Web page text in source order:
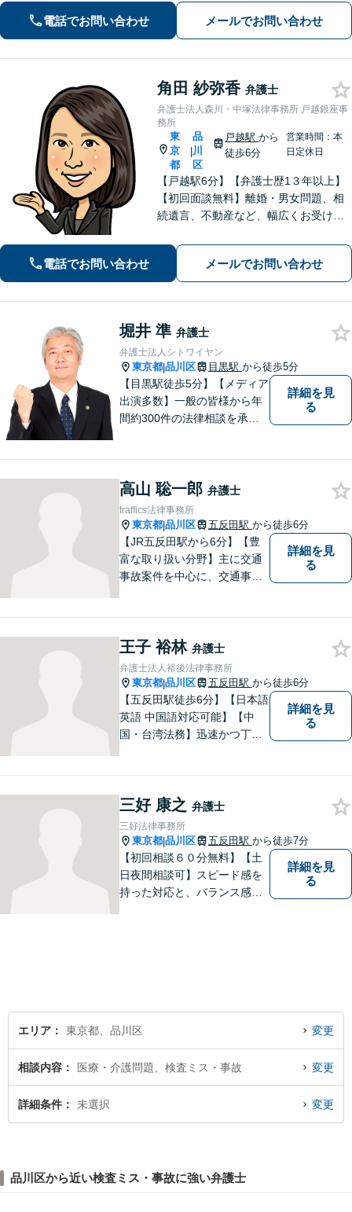
スを提供します。【大井町駅徒歩2分】
電話でお問い合わせ メールでお問い合わせ
角田 紗弥香 弁護士
弁護士法人森川・中塚法律事務所 戸越銀座事
務所
東
京
都
|
品
川
区
戸越駅から
徒歩6分
営業時間：本
日定休日
【戸越駅6分】【弁護士歴1３年以上】
【初回面談無料】離婚・男女問題、相
続遺言、不動産など、幅広くお受けし
指し、相談者さまが抱えている悩みや
不安の解消に努めます。お気軽にご相
談ください。【電話・メール相談可】
電話でお問い合わせ メールでお問い合わせ
堀井 準 弁護士
弁護士法人シトワイヤン
東京都|品川区 目黒駅 から徒歩5分
【目黒駅徒歩5分】【メディア
出演多数】一般の皆様から年
間約300件の法律相談を承
率いるチームが、迅速かつ的
確に対応いたします。
詳細を見
る
高山 聡一郎 弁護士
traffics法律事務所
東京都|品川区 五反田駅 から徒歩6分
【JR五反田駅から6分】【豊
富な取り扱い分野】主に交通
事故案件を中心に、交通事故
とやお悩みがございました
ら、お気軽にご相談くださ
い。
詳細を見
る
王子 裕林 弁護士
弁護士法人裕後法律事務所
東京都|品川区 五反田駅 から徒歩6分
【五反田駅徒歩6分】【日本語
英語 中国語対応可能】【中
国・台湾法務】迅速かつ丁寧
詳細を見
る
三好 康之 弁護士
三好法律事務所
東京都|品川区 五反田駅 から徒歩7分
【初回相談６０分無料】【土
日夜間相談可】スピード感を
持った対応と、バランス感覚
詳細を見
る
エリア 東京都、品川区 変更
相談内容 医療・介護問題、検査ミス・事故 変更
詳細条件 未選択 変更
品川区から近い検査ミス・事故に強い弁護士